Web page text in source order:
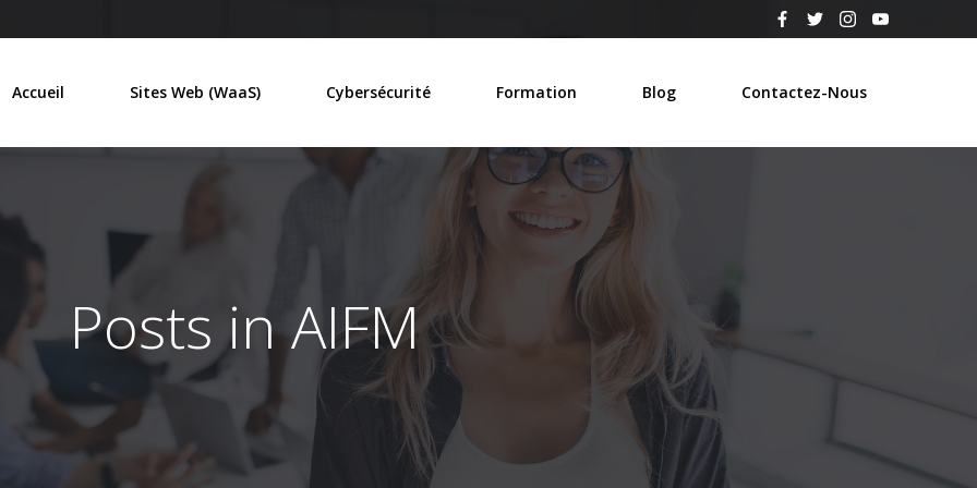
Accueil Sites Web (WaaS) Cybersécurité Formation Blog Contactez-Nous
Posts in AIFM